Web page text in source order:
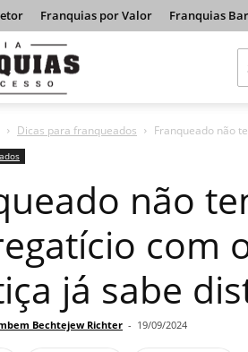
Franquias por Valor Franquias
Franquias
de
Sucesso
Dicas para franqueados Franqueado não
não
com
já sabe
Bechtejew Richter - 19/09/2024